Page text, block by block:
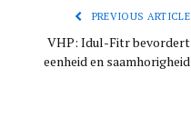
PREVIOUS ARTICLE
VHP: Idul-Fitr bevordert
eenheid en saamhorigheid